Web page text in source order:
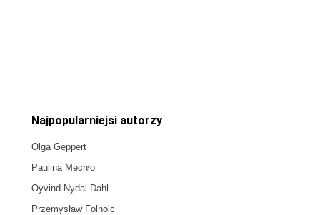
Najpopularniejsi autorzy
Olga Geppert
Paulina Mechło
Oyvind Nydal Dahl
Przemysław Folholc